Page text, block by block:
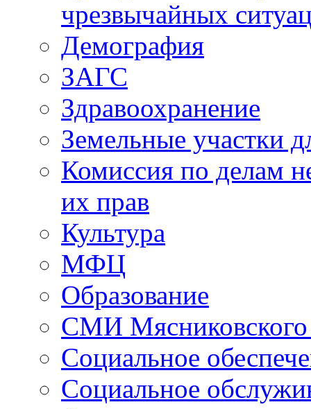
чрезвычайных
Демография
ЗАГС
Здравоохранение
Земельные участки
Комиссия по делам
их прав
Культура
МФЦ
Образование
СМИ Мясниковского
Социальное
Социальное